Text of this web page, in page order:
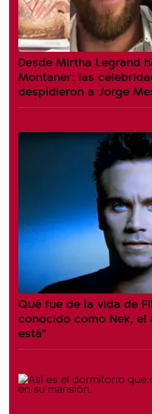
Desde Mirtha Legrand
Montaner: las
despidieron a Jorge
Qué fue de la vida de
conocido como Nek, el
está"